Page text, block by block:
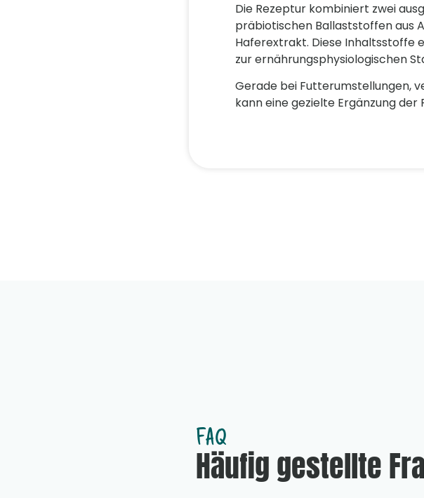
Die Rezeptur kombiniert zwei
präbiotischen Ballaststoffen aus
Haferextrakt. Diese Inhaltsstoffe
zur ernährungsphysiologischen
Gerade bei Futterumstellungen,
kann eine gezielte Ergänzung der
FAQ
Häufig gestellte